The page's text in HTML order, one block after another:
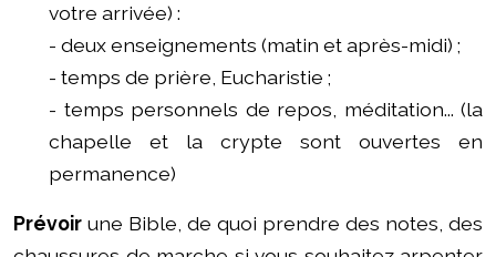
votre arrivée) :
- deux enseignements (matin et après-midi) ;
- temps de prière, Eucharistie ;
- temps personnels de repos, méditation... (la
chapelle et la crypte sont ouvertes en
permanence)
Prévoir une Bible, de quoi prendre des notes, des